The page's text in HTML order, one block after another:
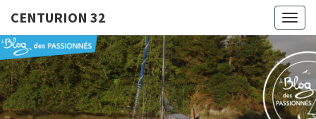
CENTURION 32
Le Blog
Des